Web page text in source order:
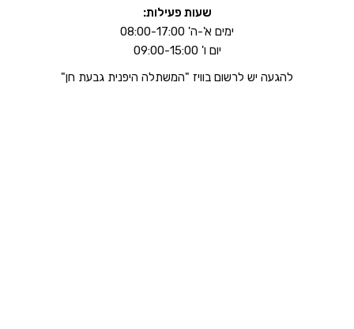
שעות פעילות:
ימים א'-ה' 08:00-17:00
יום ו' 09:00-15:00
להגעה יש לרשום בוויז "המשתלה היפנית גבעת חן"